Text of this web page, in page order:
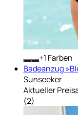
+ Farben
Badeanzug
Sunseeker
Aktueller Preis
(2)